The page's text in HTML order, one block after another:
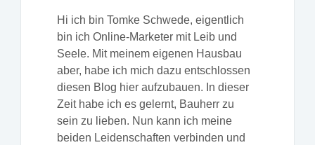
Hi ich bin Tomke Schwede, eigentlich
bin ich Online-Marketer mit Leib und
Seele. Mit meinem eigenen Hausbau
aber, habe ich mich dazu entschlossen
diesen Blog hier aufzubauen. In dieser
Zeit habe ich es gelernt, Bauherr zu
sein zu lieben. Nun kann ich meine
beiden Leidenschaften verbinden und